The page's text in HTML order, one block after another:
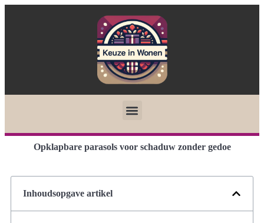
Opklapbare parasols voor schaduw zonder gedoe
Inhoudsopgave artikel